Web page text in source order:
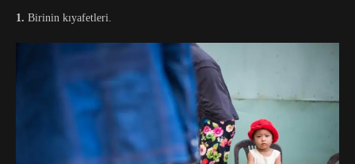
1. Birinin kıyafetleri.